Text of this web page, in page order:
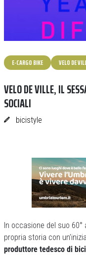
E-CARGO BIKE VELO DE
VELO DE VILLE, IL
SOCIALI
bicistyle
In occasione del suo 60°
propria storia con
produttore tedesco di